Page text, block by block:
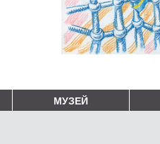
МУЗЕЙ